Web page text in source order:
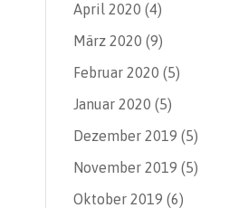
April 2020 (4)
März 2020 (9)
Februar 2020 (5)
Januar 2020 (5)
Dezember 2019 (5)
November 2019 (5)
Oktober 2019 (6)